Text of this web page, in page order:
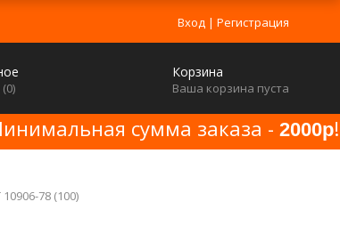
Вход | Регистрация
0)
Корзина
Ваша корзина пуста
сумма заказа - 2000р!
78 (100)